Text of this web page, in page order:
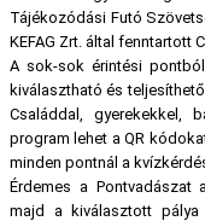
Tájékozódási Futó
KEFAG Zrt. által fenntartott
A sok-sok érintési
kiválasztható és
Családdal, gyerekekkel,
program lehet a QR
minden pontnál a
Érdemes a Pontvadászat
majd a kiválasztott